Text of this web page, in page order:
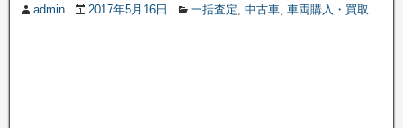
admin 2017年5月16日 一括査定, 中古車, 車両購入・買取